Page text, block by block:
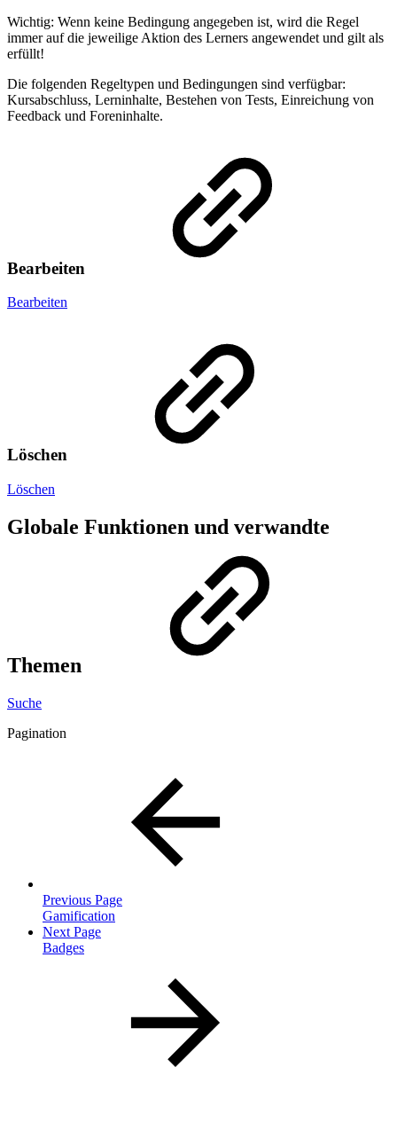
Wichtig: Wenn keine Bedingung angegeben ist, wird die Regel
immer auf die jeweilige Aktion des Lerners angewendet und gilt als
erfüllt!
Die folgenden Regeltypen und Bedingungen sind verfügbar:
Kursabschluss, Lerninhalte, Bestehen von Tests, Einreichung von
Feedback und Foreninhalte.
Bearbeiten
Bearbeiten
Löschen
Löschen
Globale Funktionen und verwandte
Themen
Suche
Pagination
Previous Page
Gamification
Next Page
Badges